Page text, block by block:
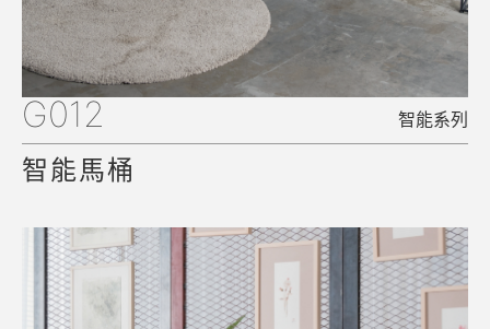
G012 智能系列
智能馬桶